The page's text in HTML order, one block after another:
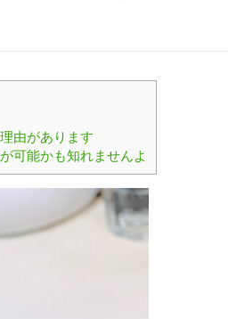
由があります
可能かも知れませんよ